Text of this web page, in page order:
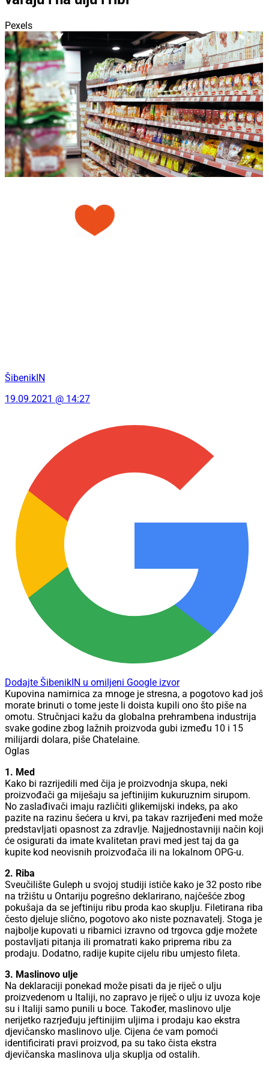
Pexels
ŠibenikIN
19.09.2021 @ 14:27
Dodajte ŠibenikIN u omiljeni Google izvor
Kupovina namirnica za mnoge je stresna, a pogotovo kad još
morate brinuti o tome jeste li doista kupili ono što piše na
omotu. Stručnjaci kažu da globalna prehrambena industrija
svake godine zbog lažnih proizvoda gubi između 10 i 15
milijardi dolara, piše Chatelaine.
Oglas
1. Med
Kako bi razrijedili med čija je proizvodnja skupa, neki
proizvođači ga miješaju sa jeftinijim kukuruznim sirupom.
No zaslađivači imaju različiti glikemijski indeks, pa ako
pazite na razinu šećera u krvi, pa takav razrijeđeni med može
predstavljati opasnost za zdravlje. Najjednostavniji način koji
će osigurati da imate kvalitetan pravi med jest taj da ga
kupite kod neovisnih proizvođača ili na lokalnom OPG-u.
2. Riba
Sveučilište Guleph u svojoj studiji ističe kako je 32 posto ribe
na tržištu u Ontariju pogrešno deklarirano, najčešće zbog
pokušaja da se jeftiniju ribu proda kao skuplju. Filetirana riba
često djeluje slično, pogotovo ako niste poznavatelj. Stoga je
najbolje kupovati u ribarnici izravno od trgovca gdje možete
postavljati pitanja ili promatrati kako priprema ribu za
prodaju. Dodatno, radije kupite cijelu ribu umjesto fileta.
3. Maslinovo ulje
Na deklaraciji ponekad može pisati da je riječ o ulju
proizvedenom u Italiji, no zapravo je riječ o ulju iz uvoza koje
su i Italiji samo punili u boce. Također, maslinovo ulje
nerijetko razrjeđuju jeftinijim uljima i prodaju kao ekstra
djevičansko maslinovo ulje. Cijena će vam pomoći
identificirati pravi proizvod, pa su tako čista ekstra
djevičanska maslinova ulja skuplja od ostalih.